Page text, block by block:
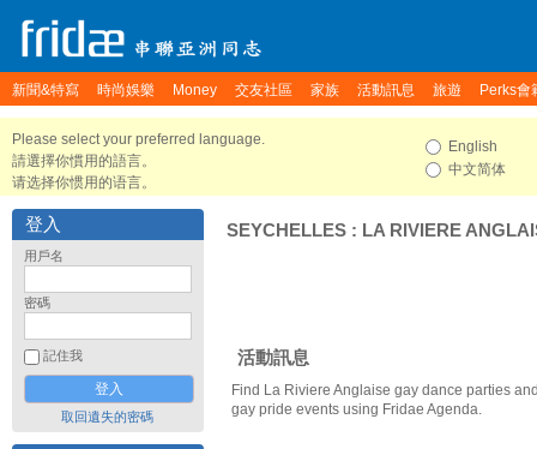
新聞&特寫 時尚娛樂 Money 交友社區 家族 活動訊息 旅遊 Perks會
Please select your preferred language.
請選擇你慣用的語言。
请选择你惯用的语言。
English
中文简体
登入
用戶名
密碼
記住我
取回遺失的密碼
SEYCHELLES : LA RIVIERE
活動訊息
Find La Riviere Anglaise gay dance parties
gay pride events using Fridae Agenda.